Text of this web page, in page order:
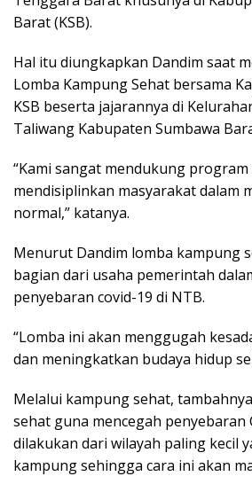
Barat (KSB).
Hal itu diungkapkan Dandim saat
Lomba Kampung Sehat bersama
KSB beserta jajarannya di
Taliwang Kabupaten Sumbawa
“Kami sangat mendukung
mendisiplinkan masyarakat dalam
normal,” katanya.
Menurut Dandim lomba kampung
bagian dari usaha pemerintah
penyebaran covid-19 di NTB.
“Lomba ini akan menggugah
dan meningkatkan budaya hidup
Melalui kampung sehat,
sehat guna mencegah penyebaran
dilakukan dari wilayah paling kecil
kampung sehingga cara ini akan